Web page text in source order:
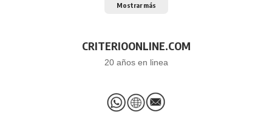
Mostrar más
CRITERIOONLINE.COM
20 años en linea